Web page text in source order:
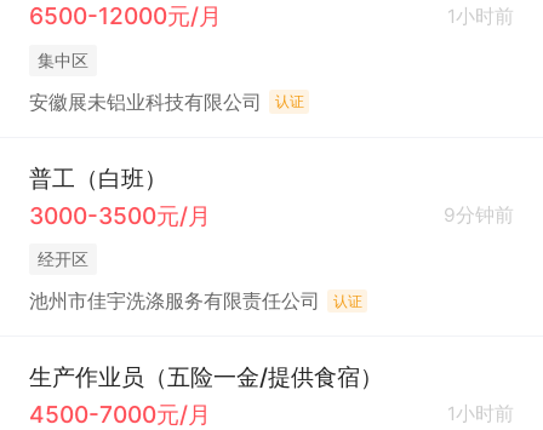
6500-12000元/月
1小时前
集中区
安徽展未铝业科技有限公司 认证
普工（白班）
3000-3500元/月
9分钟前
经开区
池州市佳宇洗涤服务有限责任公司 认证
生产作业员（五险一金/提供食宿）
4500-7000元/月
1小时前